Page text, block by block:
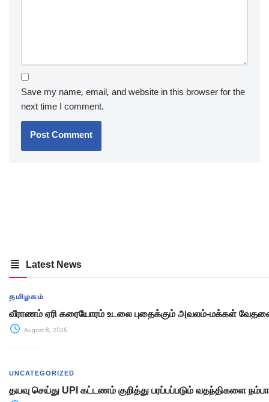
Save my name, email, and website in this browser for the
next time I comment.
Latest News
தமிழகம்
வீராணம் ஏரி கரையோரம் உடலை புதைக்கும் அவலம்-மக்கள்
August 8, 2026
UNCATEGORIZED
தயவு செய்து UPI கட்டணம் குறித்து பரப்பப்படும் வதந்திகளை